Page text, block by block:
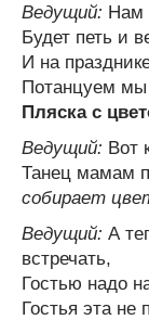
Ведущий: Нам
Будет петь и
И на
Потанцуем мы
Пляска с
Ведущий: Вот
Танец мамам
собирает
Ведущий: А
встречать,
Гостью надо
Гостья эта не